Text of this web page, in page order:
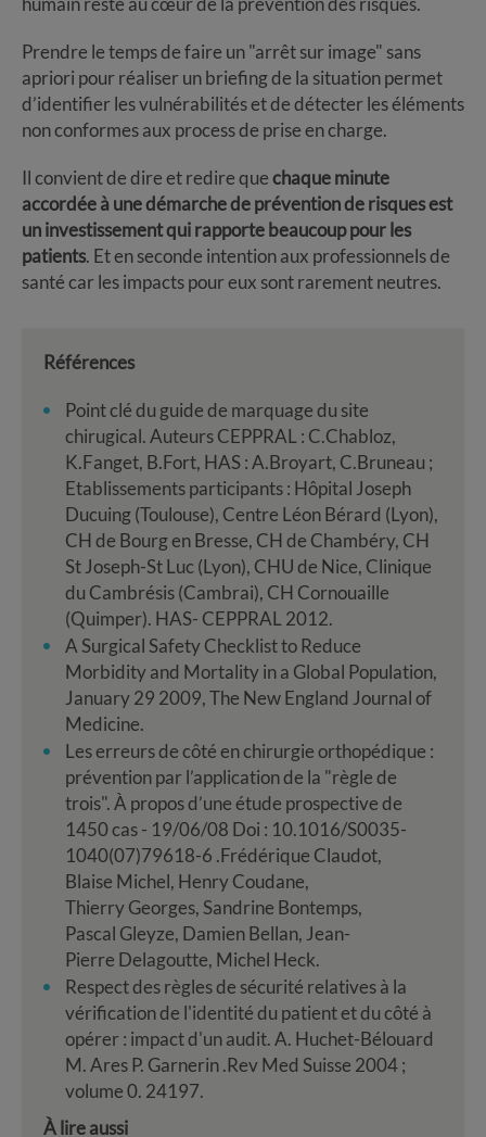
Prendre le temps de faire un "arrêt sur image" sans
apriori pour réaliser un briefing de la situation permet
d’identifier les vulnérabilités et de détecter les éléments
non conformes aux process de prise en charge.
Il convient de dire et redire quechaque minute
accordée à une démarche de prévention de risques est
un investissement qui rapporte beaucoup pour les
patients. Et en seconde intention aux professionnels de
santé car les impacts pour eux sont rarement neutres.
Références
Point clé du guide de marquage du site
chirugical. Auteurs CEPPRAL : C.Chabloz,
K.Fanget, B.Fort, HAS : A.Broyart, C.Bruneau ;
Etablissements participants : Hôpital Joseph
Ducuing (Toulouse), Centre Léon Bérard (Lyon),
CH de Bourg en Bresse, CH de Chambéry, CH
St Joseph-St Luc (Lyon), CHU de Nice, Clinique
du Cambrésis (Cambrai), CH Cornouaille
(Quimper). HAS- CEPPRAL 2012.
A Surgical Safety Checklist to Reduce
Morbidity and Mortality in a Global Population,
January 29 2009, The New England Journal of
Medicine.
Les erreurs de côté en chirurgie orthopédique :
prévention par l’application de la "règle de
trois". À propos d’une étude prospective de
1450 cas - 19/06/08 Doi : 10.1016/S0035-
1040(07)79618-6 .Frédérique Claudot,
Blaise Michel, Henry Coudane,
Thierry Georges, Sandrine Bontemps,
Pascal Gleyze, Damien Bellan, Jean-
Pierre Delagoutte, Michel Heck.
Respect des règles de sécurité relatives à la
vérification de l'identité du patient et du côté à
opérer : impact d'un audit. A. Huchet-Bélouard
M. Ares P. Garnerin .Rev Med Suisse 2004 ;
volume 0. 24197.
À lire aussi